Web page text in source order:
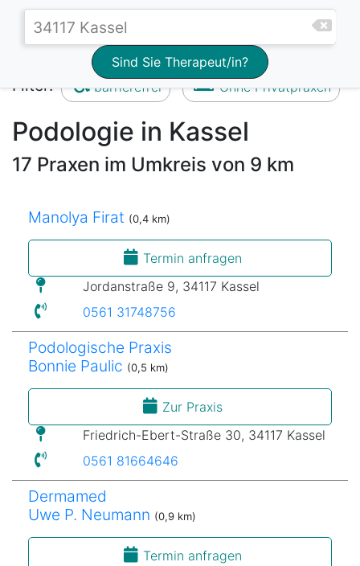
Sind Sie Therapeut/in?
Filter: barrierefrei Ohne Privatpraxen
Podologie in Kassel
17 Praxen im Umkreis von 9 km
Manolya Firat (0,4 km)
Termin anfragen
Jordanstraße 9, 34117 Kassel
0561 31748756
Podologische Praxis
Bonnie Paulic (0,5 km)
Zur Praxis
Friedrich-Ebert-Straße 30, 34117 Kassel
0561 81664646
Dermamed
Uwe P. Neumann (0,9 km)
Termin anfragen